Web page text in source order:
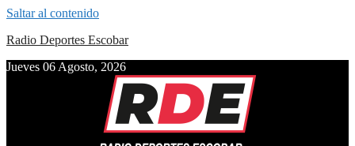
Saltar al contenido
Radio Deportes Escobar
Jueves 06 Agosto, 2026